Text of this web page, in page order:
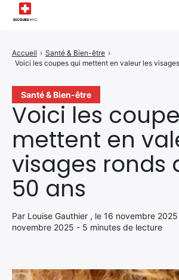
Santé & Bien-être
Voici les
mettent en
visages ronds
50 ans
Par Louise Gauthier , le 16 novembre
novembre 2025 - 5 minutes de lecture
Accueil › Santé & Bien-être ›
Voici les coupes qui mettent en valeur les
Infos & Conseils
Actualités des Secours
Santé & Bien-être
A propos de Nous
Contactez-nous
Politique de Confidentialité